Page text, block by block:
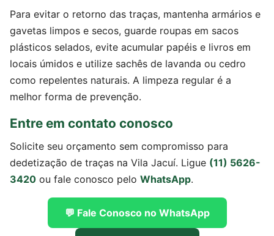
Para evitar o retorno das traças, mantenha armários e
gavetas limpos e secos, guarde roupas em sacos
plásticos selados, evite acumular papéis e livros em
locais úmidos e utilize sachês de lavanda ou cedro
como repelentes naturais. A limpeza regular é a
melhor forma de prevenção.
Entre em contato conosco
Solicite seu orçamento sem compromisso para
dedetização de traças na Vila Jacuí. Ligue (11) 5626-
3420 ou fale conosco pelo WhatsApp.
💬 Fale Conosco no WhatsApp